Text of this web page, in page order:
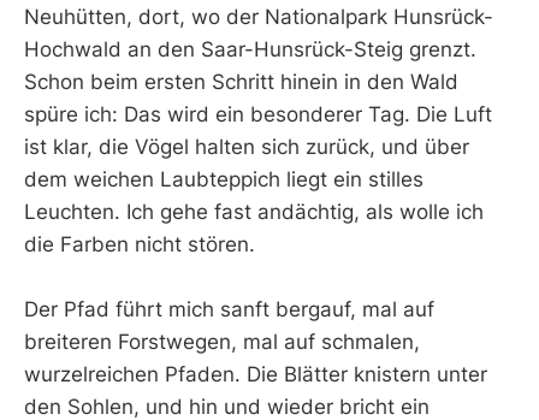
Neuhütten, dort, wo der Nationalpark Hunsrück-
Hochwald an den Saar-Hunsrück-Steig grenzt.
Schon beim ersten Schritt hinein in den Wald
spüre ich: Das wird ein besonderer Tag. Die Luft
ist klar, die Vögel halten sich zurück, und über
dem weichen Laubteppich liegt ein stilles
Leuchten. Ich gehe fast andächtig, als wolle ich
die Farben nicht stören.
Der Pfad führt mich sanft bergauf, mal auf
breiteren Forstwegen, mal auf schmalen,
wurzelreichen Pfaden. Die Blätter knistern unter
den Sohlen, und hin und wieder bricht ein